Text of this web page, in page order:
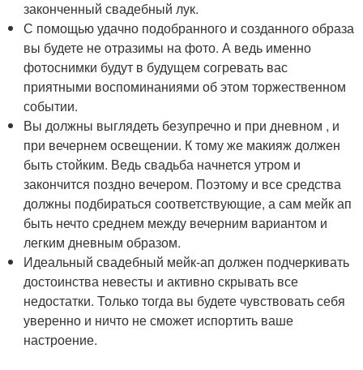
законченный свадебный лук.
С помощью удачно подобранного и созданного образа
вы будете не отразимы на фото. А ведь именно
фотоснимки будут в будущем согревать вас
приятными воспоминаниями об этом торжественном
событии.
Вы должны выглядеть безупречно и при дневном , и
при вечернем освещении. К тому же макияж должен
быть стойким. Ведь свадьба начнется утром и
закончится поздно вечером. Поэтому и все средства
должны подбираться соответствующие, а сам мейк ап
быть нечто среднем между вечерним вариантом и
легким дневным образом.
Идеальный свадебный мейк-ап должен подчеркивать
достоинства невесты и активно скрывать все
недостатки. Только тогда вы будете чувствовать себя
уверенно и ничто не сможет испортить ваше
настроение.